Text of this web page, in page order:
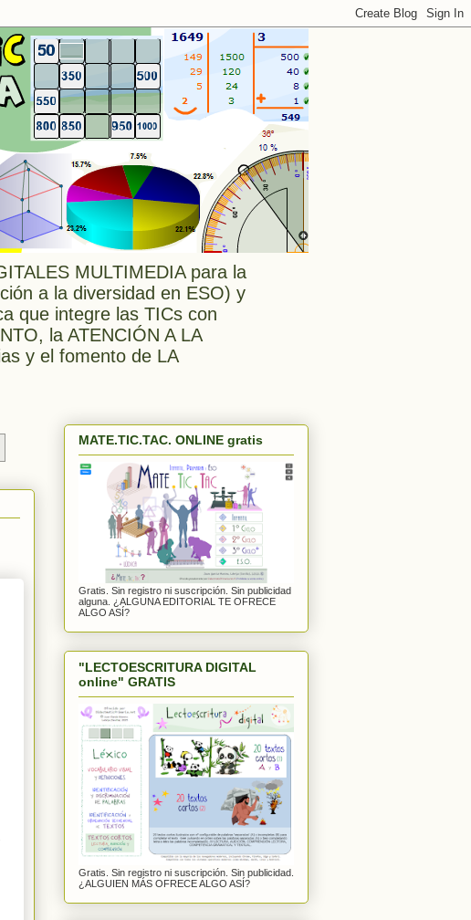
MULTIMEDIA para la
a la diversidad en ESO) y
que integre las TICs con
la ATENCIÓN A LA
y el fomento de LA
MATE.TIC.TAC. ONLINE gratis
Gratis. Sin registro ni suscripción. Sin publicidad
alguna. ¿ALGUNA EDITORIAL TE OFRECE
ALGO ASÍ?
"LECTOESCRITURA DIGITAL
online" GRATIS
Gratis. Sin registro ni suscripción. Sin publicidad.
¿ALGUIEN MÁS OFRECE ALGO ASÍ?